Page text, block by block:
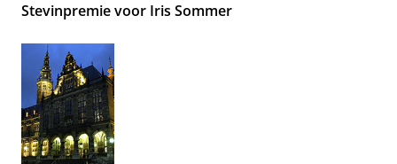
Stevinpremie voor Iris Sommer